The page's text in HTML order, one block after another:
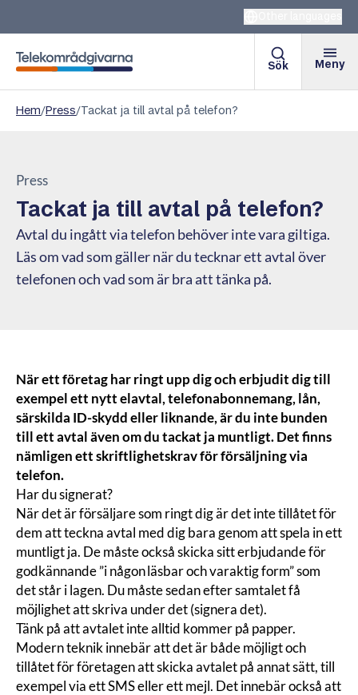
Telekområdgivarna
Sök Meny
Hem/Press/Tackat ja till avtal på telefon?
Press
Tackat ja till avtal på telefon?
Avtal du ingått via telefon behöver inte vara giltiga.
Läs om vad som gäller när du tecknar ett avtal över
telefonen och vad som är bra att tänka på.
När ett företag har ringt upp dig och erbjudit dig till
exempel ett nytt elavtal, telefonabonnemang, lån,
särskilda ID-skydd eller liknande, är du inte bunden
till ett avtal även om du tackat ja muntligt. Det finns
nämligen ett skriftlighetskrav för försäljning via
telefon.
Har du signerat?
När det är försäljare som ringt dig är det inte tillåtet för
dem att teckna avtal med dig bara genom att spela in ett
muntligt ja. De måste också skicka sitt erbjudande för
godkännande ”i någon läsbar och varaktig form” som
det står i lagen. Du måste sedan efter samtalet få
möjlighet att skriva under det (signera det).
Tänk på att avtalet inte alltid kommer på papper.
Modern teknik innebär att det är både möjligt och
tillåtet för företagen att skicka avtalet på annat sätt, till
exempel via ett SMS eller ett mejl. Det innebär också att